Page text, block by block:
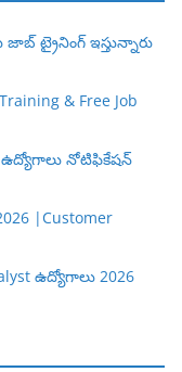
ట్రైనింగ్ ఇస్తున్నారు
& Free Job
ఉద్యోగాలు నోటిఫికేషన్
|Customer
ఉద్యోగాలు 2026